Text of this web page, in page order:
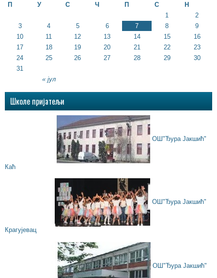
П
У С Ч П С Н
« јул
1
2
3
4 5 6 7 8
9
10
11 12 13 14 15
16
17
18 19 20 21 22
23
24
25 26 27 28 29
30
31
Школе пријатељи
ОШ"Ђура Јакшић"
Каћ
ОШ"Ђура Јакшић"
Крагујевац
ОШ"Ђура Јакшић"